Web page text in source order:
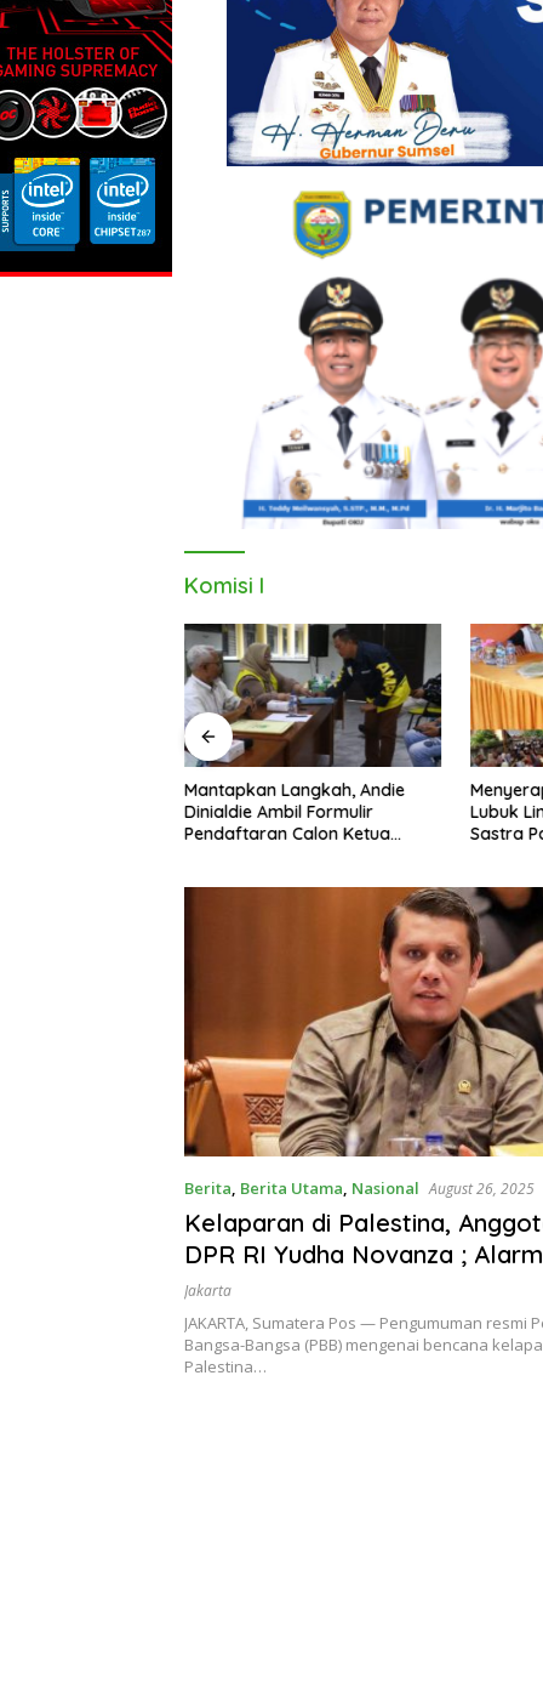
Komisi I
Mantapkan Langkah, Andie
Dinialdie Ambil Formulir
Pendaftaran Calon Ketua
Lubuk
Sastra
Berita, Berita Utama, Nasional August 26, 2025
Kelaparan di Palestina,
DPR RI Yudha Novanza ;
Ambil Langkah Insiatif Stop
Jakarta
JAKARTA, Sumatera Pos — Pengumuman resmi
Bangsa-Bangsa (PBB) mengenai bencana
Palestina…